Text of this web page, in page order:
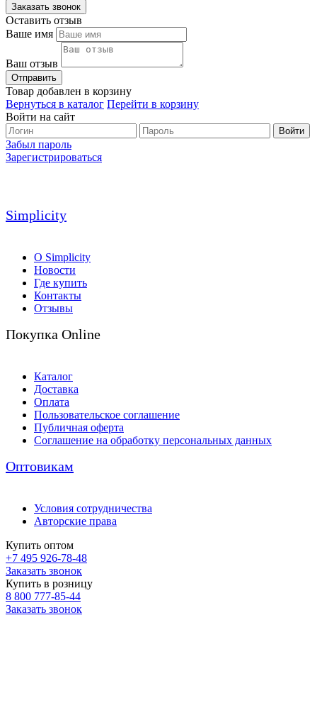
Оставить отзыв
Ваше имя
Ваш отзыв
Товар добавлен в корзину
Вернуться в каталог Перейти в корзину
Войти на сайт
Войти
Забыл пароль
Зарегистрироваться
Simplicity
О Simplicity
Новости
Где купить
Контакты
Отзывы
Покупка Online
Каталог
Доставка
Оплата
Пользовательское соглашение
Публичная оферта
Соглашение на обработку персональных данных
Оптовикам
Условия сотрудничества
Авторские права
Купить оптом
+7 495 926-78-48
Заказать звонок
Купить в розницу
8 800 777-85-44
Заказать звонок